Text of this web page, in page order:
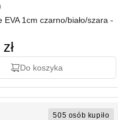
EVA 1cm czarno/biało/szara -
Do koszyka
505 osób kupiło